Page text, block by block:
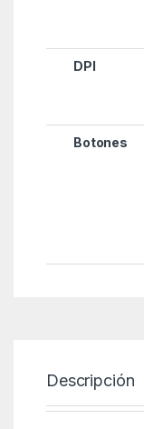
DPI
Botones
Descripción